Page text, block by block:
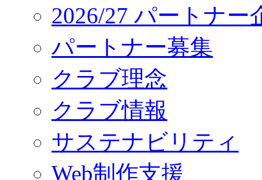
2026/27 パートナー
パートナー募集
クラブ理念
クラブ情報
サステナビリティ
Web制作支援